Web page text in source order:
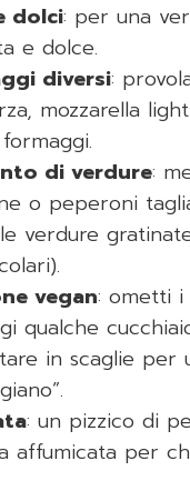
dolci: per una
e dolce.
diversi:
mozzarella
di verdure:
o peperoni
verdure
vegan: ometti
qualche
in scaglie per
: un pizzico di
affumicata per